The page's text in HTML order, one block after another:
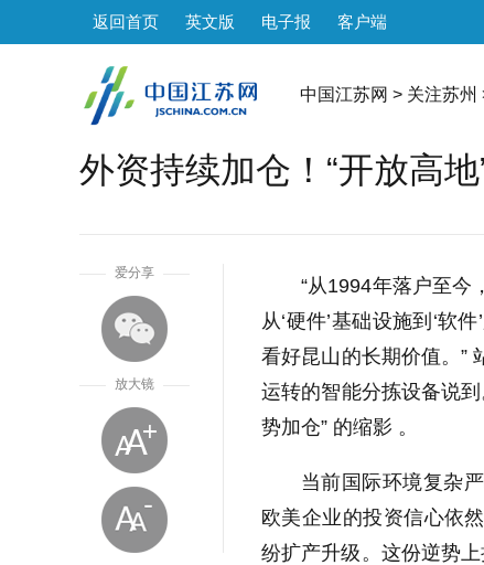
返回首页 英文版 电子报 客户端
中国江苏网 > 关注苏州
外资持续加仓！“开放高地
爱分享
放大镜
“从1994年落户至今
从‘硬件’基础设施到‘软
看好昆山的长期价值。”
运转的智能分拣设备说
势加仓” 的缩影 。
当前国际环境复杂
欧美企业的投资信心依
纷扩产升级。这份逆势